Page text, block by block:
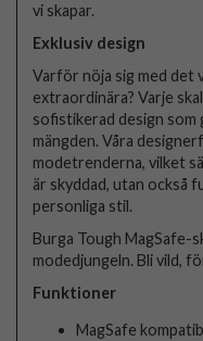
vi skapar.
Exklusiv design
Varför nöja sig med det
extraordinära? Varje
sofistikerad design
mängden. Våra
modetrenderna, vilket
är skyddad, utan också
personliga stil.
Burga Tough MagSafe-
modedjungeln. Bli vild,
Funktioner
MagSafe